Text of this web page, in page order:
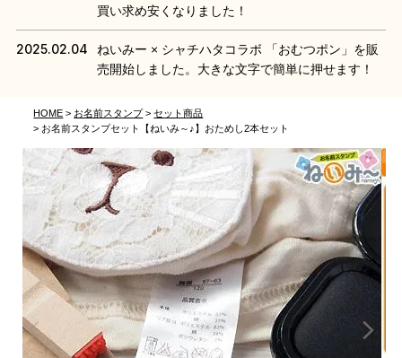
買い求め安くなりました！
2025.02.04
ねいみー × シャチハタコラボ 「おむつポン」を販
売開始しました。大きな文字で簡単に押せます！
HOME お名前スタンプ
セット商品
お名前スタンプセット【ねいみ～♪】おためし2本セット